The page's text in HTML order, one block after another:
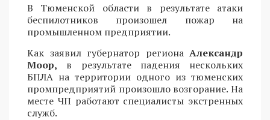
В Тюменской области в результате атаки
беспилотников произошел пожар на
промышленном предприятии.
Как заявил губернатор региона Александр
Моор, в результате падения нескольких
БПЛА на территории одного из тюменских
промпредприятий произошло возгорание. На
месте ЧП работают специалисты экстренных
служб.